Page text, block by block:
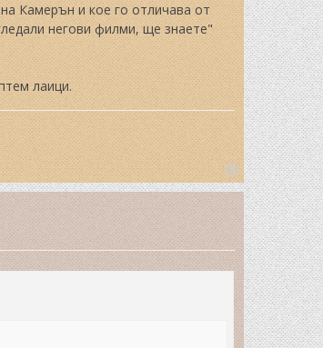
Камерън и кое го отличава от
негови филми, ще знаете"
лаици.
T
o
p